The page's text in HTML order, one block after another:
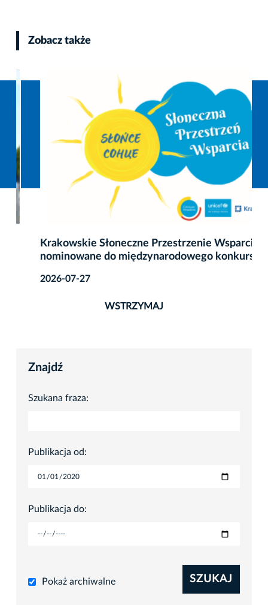
Zobacz także
Krakowskie Słoneczne Przestrzenie Wsparcia
nominowane do międzynarodowego konkursu
2026-07-27
WSTRZYMAJ
Znajdź
Szukana fraza:
Publikacja od:
Publikacja do:
Pokaż archiwalne SZUKAJ